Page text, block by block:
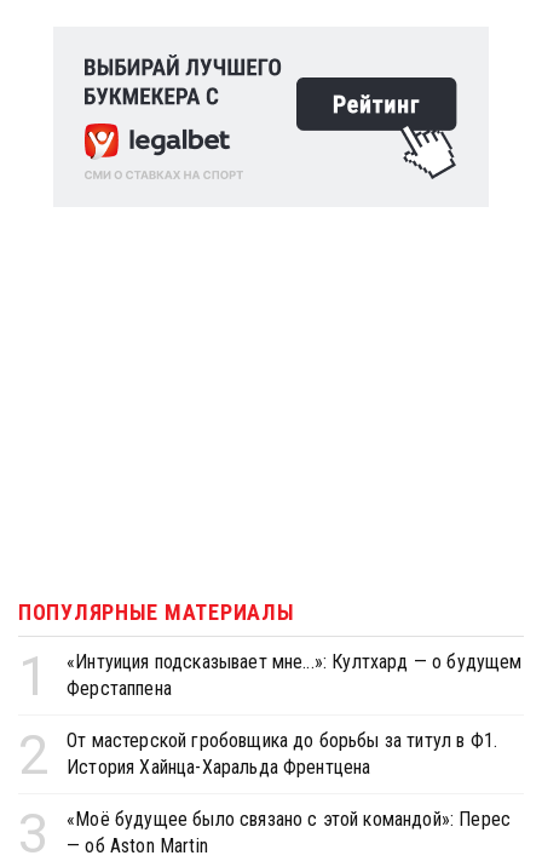
ПОПУЛЯРНЫЕ МАТЕРИАЛЫ
1
«Интуиция подсказывает мне...»: Култхард — о будущем
Ферстаппена
2
От мастерской гробовщика до борьбы за титул в Ф1.
История Хайнца-Харальда Френтцена
3
«Моё будущее было связано с этой командой»: Перес
— об Aston Martin